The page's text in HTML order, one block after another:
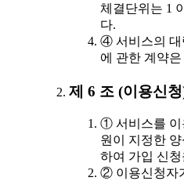
체결단위는 1
다.
④ 서비스의 대
에 관한 계약
제 6 조 (이용신
① 서비스를 이
원이 지정한
하여 가입 신
② 이용신청자